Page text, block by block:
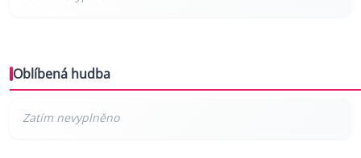
Oblíbená hudba